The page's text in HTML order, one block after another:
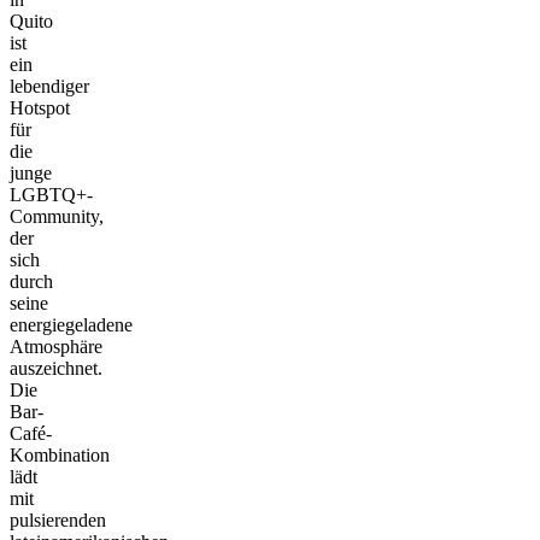
Quito
ist
ein
lebendiger
Hotspot
für
die
junge
LGBTQ+-
Community,
der
sich
durch
seine
energiegeladene
Atmosphäre
auszeichnet.
Die
Bar-
Café-
Kombination
lädt
mit
pulsierenden